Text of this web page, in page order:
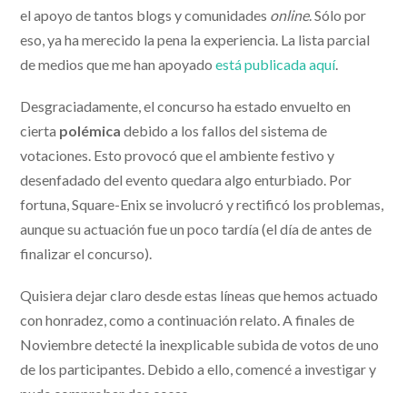
el apoyo de tantos blogs y comunidades online. Sólo por
eso, ya ha merecido la pena la experiencia. La lista parcial
de medios que me han apoyadoestá publicada aquí.
Desgraciadamente, el concurso ha estado envuelto en
cierta polémica debido a los fallos del sistema de
votaciones. Esto provocó que el ambiente festivo y
desenfadado del evento quedara algo enturbiado. Por
fortuna, Square-Enix se involucró y rectificó los problemas,
aunque su actuación fue un poco tardía (el día de antes de
finalizar el concurso).
Quisiera dejar claro desde estas líneas que hemos actuado
con honradez, como a continuación relato. A finales de
Noviembre detecté la inexplicable subida de votos de uno
de los participantes. Debido a ello, comencé a investigar y